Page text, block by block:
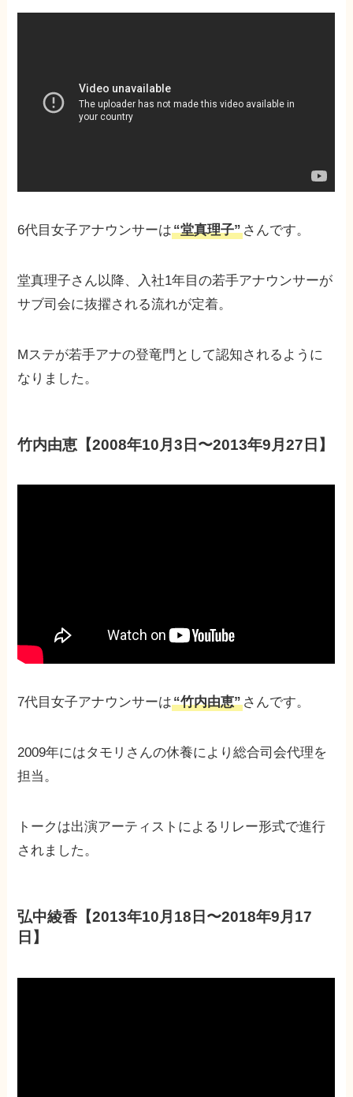
6代目女子アナウンサーは“堂真理子”さんです。
堂真理子さん以降、入社1年目の若手アナウンサーが
サブ司会に抜擢される流れが定着。
Mステが若手アナの登竜門として認知されるように
なりました。
竹内由恵【2008年10月3日〜2013年9月27日】
7代目女子アナウンサーは“竹内由恵”さんです。
2009年にはタモリさんの休養により総合司会代理を
担当。
トークは出演アーティストによるリレー形式で進行
されました。
弘中綾香【2013年10月18日〜2018年9月17
日】